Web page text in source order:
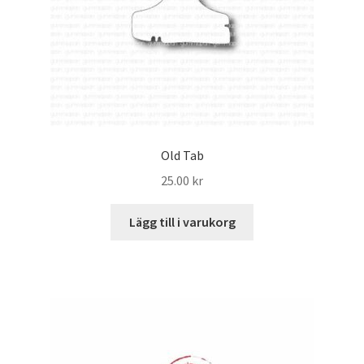
Old Tab
25.00 kr
Lägg till i varukorg